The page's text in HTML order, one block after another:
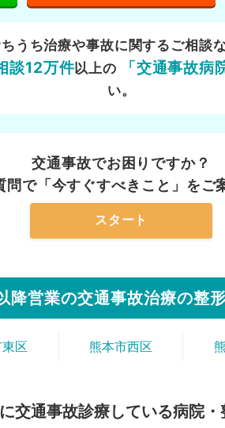
うち治療や事故に関するご相談な
談12万件以上の 「交通事故病
い。
交通事故でお困りですか？
問で「今すぐすべきこと」をご
スタート
降営業の交通事故治療の整
区 熊本市西区
交通事故診療している病院